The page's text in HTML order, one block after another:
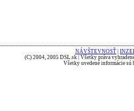
NÁVŠTEVNOSŤ
(C) 2004, 2005 DSL.sk | Všetky práva
Všetky uvedené informácie sú